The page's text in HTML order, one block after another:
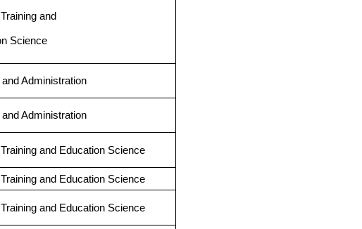
and
Administration
Administration
and Education Science
and Education Science
and Education Science